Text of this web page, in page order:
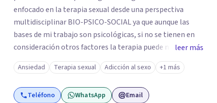
enfocado en la terapia sexual desde una perspectiva
multidisciplinar BIO-PSICO-SOCIAL ya que aunque las
bases de mi trabajo son psicológicas, si no se tienen en
consideración otros factores la terapia puede no
funcionar al tener una visión demasiado simplista,
excluyendo de antemano otros factores que pueden
influir. Mi intención es ayudar para conseguir una mejora
global de tu sexualidad, considerando cada caso como
leer más
Ansiedad Terapia sexual Adicción al sexo +1 más
Teléfono WhatsApp Email